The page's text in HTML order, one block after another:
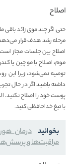
اصلاح
حتی اگر چند موی زائد باقی
مرحله رشد هدف قرار می‌دهد)،
اصلاح بین جلسات مجاز
موم، اصلاح با موچین یا
توصیه نمی‌شود، زیرا این
داشته باشید اگر در حال
پوست خود را اصلاح نکنید.
با تیغ خداحافظی کنید.
بخوانید درمان
مراقبت‌ها و